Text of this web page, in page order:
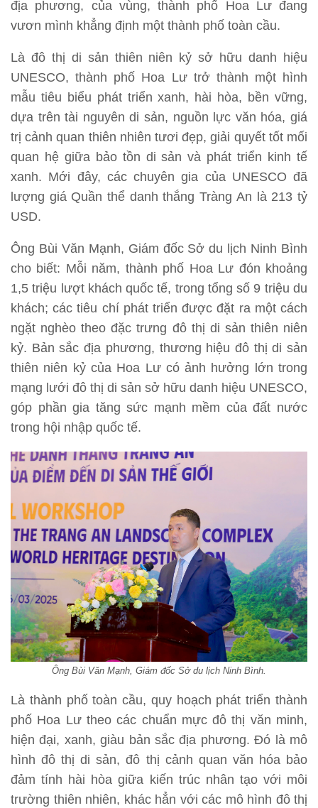
địa phương, của vùng, thành phố Hoa Lư đang
vươn mình khẳng định một thành phố toàn cầu.
Là đô thị di sản thiên niên kỷ sở hữu danh hiệu
UNESCO, thành phố Hoa Lư trở thành một hình
mẫu tiêu biểu phát triển xanh, hài hòa, bền vững,
dựa trên tài nguyên di sản, nguồn lực văn hóa, giá
trị cảnh quan thiên nhiên tươi đẹp, giải quyết tốt mối
quan hệ giữa bảo tồn di sản và phát triển kinh tế
xanh. Mới đây, các chuyên gia của UNESCO đã
lượng giá Quần thể danh thắng Tràng An là 213 tỷ
USD.
Ông Bùi Văn Mạnh, Giám đốc Sở du lịch Ninh Bình
cho biết: Mỗi năm, thành phố Hoa Lư đón khoảng
1,5 triệu lượt khách quốc tế, trong tổng số 9 triệu du
khách; các tiêu chí phát triển được đặt ra một cách
ngặt nghèo theo đặc trưng đô thị di sản thiên niên
kỷ. Bản sắc địa phương, thương hiệu đô thị di sản
thiên niên kỷ của Hoa Lư có ảnh hưởng lớn trong
mạng lưới đô thị di sản sở hữu danh hiệu UNESCO,
góp phần gia tăng sức mạnh mềm của đất nước
trong hội nhập quốc tế.
Ông Bùi Văn Mạnh, Giám đốc Sở du lịch Ninh Bình.
Là thành phố toàn cầu, quy hoạch phát triển thành
phố Hoa Lư theo các chuẩn mực đô thị văn minh,
hiện đại, xanh, giàu bản sắc địa phương. Đó là mô
hình đô thị di sản, đô thị cảnh quan văn hóa bảo
đảm tính hài hòa giữa kiến trúc nhân tạo với môi
trường thiên nhiên, khác hẳn với các mô hình đô thị